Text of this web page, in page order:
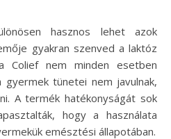
hasznos lehet azok
gyakran szenved a laktóz
Colief nem minden esetben
tünetei nem javulnak,
A termék hatékonyságát sok
hogy a használata
emésztési állapotában.